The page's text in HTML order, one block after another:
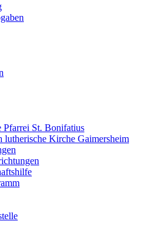
Pfarrei St. Bonifatius
lutherische Kirche Gaimersheim